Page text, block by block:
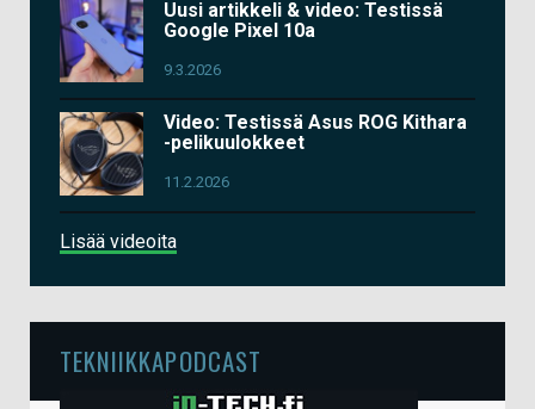
Uusi artikkeli & video: Testissä
Google Pixel 10a
9.3.2026
Video: Testissä Asus ROG Kithara
-pelikuulokkeet
11.2.2026
Lisää videoita
TEKNIIKKAPODCAST